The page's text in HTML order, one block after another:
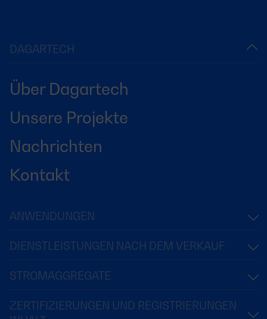
DAGARTECH
Über Dagartech
Unsere Projekte
Nachrichten
Kontakt
ANWENDUNGEN
DIENSTLEISTUNGEN NACH DEM VERKAUF
STROMAGGREGATE
ZERTIFIZIERUNGEN UND REGISTRIERUNGEN